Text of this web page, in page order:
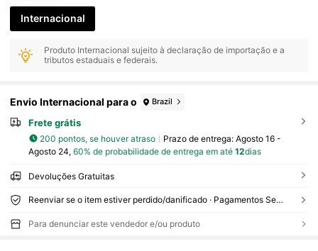
Internacional
Produto Internacional sujeito à declaração de importação e a
tributos estaduais e federais.
Envio Internacional para o Brazil
Frete grátis
200 pontos, se houver atraso Prazo de entrega: Agosto 16 -
Agosto 24, 60% de probabilidade de entrega em até 12dias
Devoluções Gratuitas
Reenviar se o item estiver perdido/danificado · Pagamentos Seguros · Proteção de privacidade
Para denunciar este vendedor e/ou produto